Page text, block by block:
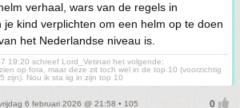
verhaal, wars van de regels in
je kind verplichten om een helm op te doen
het Nederlandse niveau is.
19:20 schreef Lord_Vetinari het volgende:
op fora, maar deze zit toch wel in de top 10 (voorzichtig
zijn). Nou ik sta iig in zijn top 10
6 februari 2026 @ 21:58 • 105